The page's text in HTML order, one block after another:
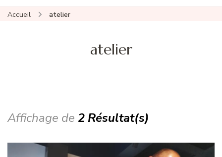
Accueil atelier
atelier
Affichage de 2 Résultat(s)